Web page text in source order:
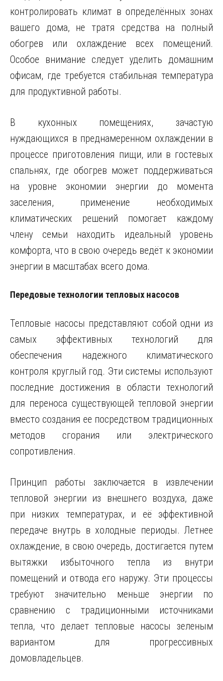
контролировать климат в определённых зонах
вашего дома, не тратя средства на полный
обогрев или охлаждение всех помещений.
Особое внимание следует уделить домашним
офисам, где требуется стабильная температура
для продуктивной работы.
В кухонных помещениях, зачастую
нуждающихся в преднамеренном охлаждении в
процессе приготовления пищи, или в гостевых
спальнях, где обогрев может поддерживаться
на уровне экономии энергии до момента
заселения, применение необходимых
климатических решений помогает каждому
члену семьи находить идеальный уровень
комфорта, что в свою очередь ведёт к экономии
энергии в масштабах всего дома.
Передовые технологии тепловых насосов
Тепловые насосы представляют собой одни из
самых эффективных технологий для
обеспечения надежного климатического
контроля круглый год. Эти системы используют
последние достижения в области технологий
для переноса существующей тепловой энергии
вместо создания ее посредством традиционных
методов сгорания или электрического
сопротивления.
Принцип работы заключается в извлечении
тепловой энергии из внешнего воздуха, даже
при низких температурах, и её эффективной
передаче внутрь в холодные периоды. Летнее
охлаждение, в свою очередь, достигается путем
вытяжки избыточного тепла из внутри
помещений и отвода его наружу. Эти процессы
требуют значительно меньше энергии по
сравнению с традиционными источниками
тепла, что делает тепловые насосы зеленым
вариантом для прогрессивных
домовладельцев.